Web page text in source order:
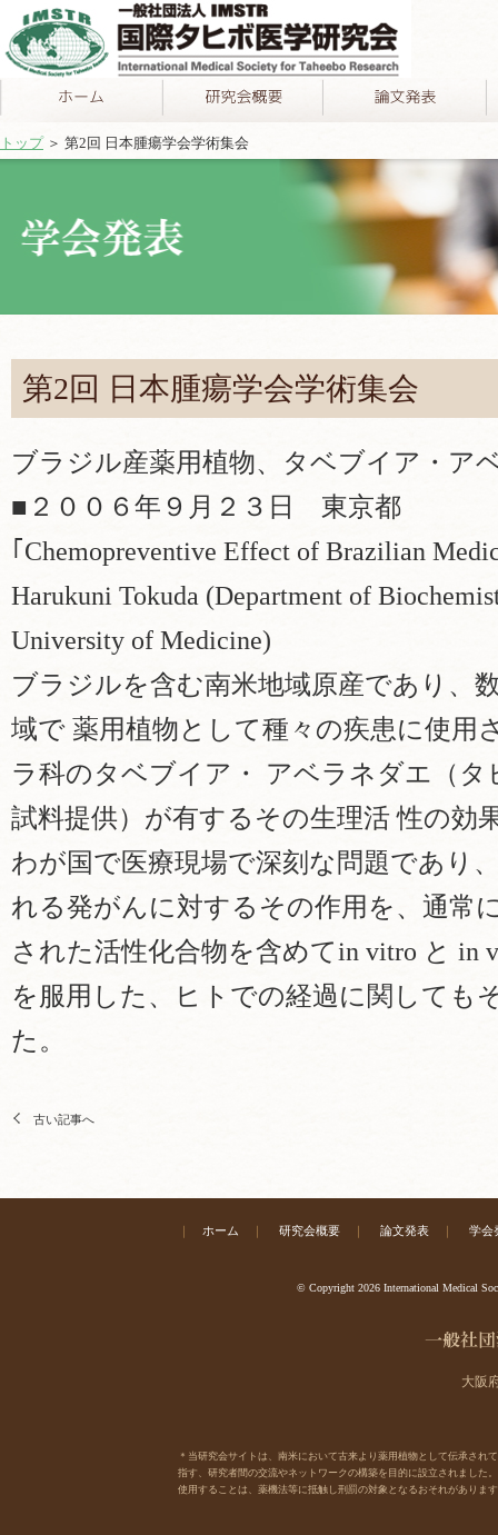
トップ＞ 第2回 日本腫瘍学会学術集会
第2回 日本腫瘍学会学術集会
ブラジル産薬用植物、タベブイア・ア
■２００６年９月２３日 東京都
｢Chemopreventive Effect of Brazilian
Harukuni Tokuda (Department of
University of Medicine)
ブラジルを含む南米地域原産であり、
域で 薬用植物として種々の疾患に使用
ラ科のタベブイア・ アベラネダエ（
試料提供）が有するその生理活 性の効
わが国で医療現場で深刻な問題であり
れる発がんに対するその作用を、通常
された活性化合物を含めてin vitro と in
を服用した、ヒトでの経過に関しても
た。
古い記事へ
｜ ホーム ｜ 研究会概要 ｜ 論文発表 ｜ 学会
© Copyright 2026 International Medical
大阪
＊当研究会サイトは、南米において古来より薬用植物として伝承さ
指す、研究者間の交流やネットワークの構築を目的に設立されました
使用することは、薬機法等に抵触し刑罰の対象となるおそれがありま